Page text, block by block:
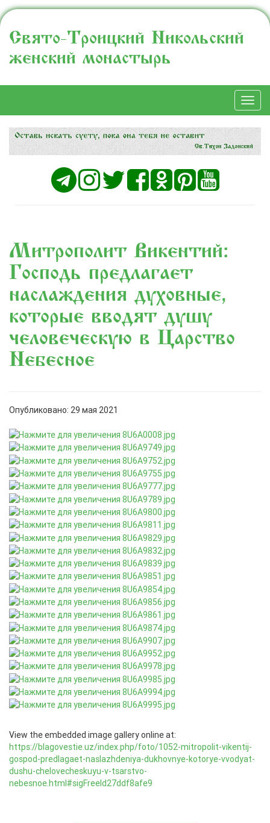
Свято-Троицкий Никольский
женский монастырь
Митрополит Викентий:
«Господь предлагает
наслаждения духовные,
которые вводят душу
человеческую в Царство
Небесное»
Опубликовано: 29 мая 2021
View the embedded image gallery online at:
https://blagovestie.uz/index.php/foto/1052-mitropolit-vikentij-
gospod-predlagaet-naslazhdeniya-dukhovnye-kotorye-vvodyat-
dushu-chelovecheskuyu-v-tsarstvo-
nebesnoe.html#sigFreeId27ddf8afe9